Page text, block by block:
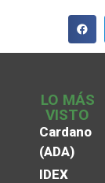
LO MÁS
VISTO
Cardano
(ADA)
IDEX